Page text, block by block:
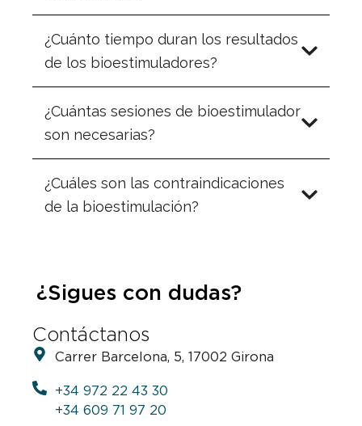
¿Cuánto tiempo duran los resultados
de los bioestimuladores?
¿Cuántas sesiones de bioestimulador
son necesarias?
¿Cuáles son las contraindicaciones
de la bioestimulación?
¿Sigues con dudas?
Contáctanos
Carrer Barcelona, 5, 17002 Girona
+34 972 22 43 30
+34 609 71 97 20